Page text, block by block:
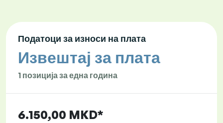
Податоци за износи на плата
Извештај за плата
1 позиција за една година
6.150,00 MKD*